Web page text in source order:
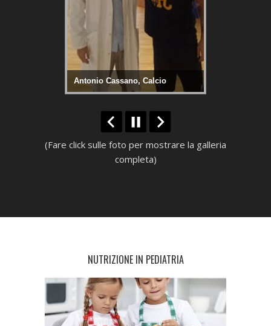
Antonio Cassano, Calcio
(Fare click sulle foto per mostrare la galleria
completa)
NUTRIZIONE IN PEDIATRIA